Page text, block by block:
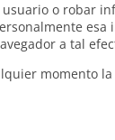
o robar
a tal